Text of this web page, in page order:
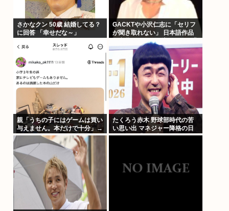
さかなクン 50歳 結婚してる？
に回答 「幸せだな～」
GACKTや小沢仁志に「セリフ
が聞き取れない」 日本語作品
を字幕で見る人が増えている背
景
親「うちの子にはゲームは買い
与えません。本だけで十分」→
結果
たくろう赤木 野球部時代の苦
い思い出 マネジャー降格の日
に母が…「何も言えなくて」